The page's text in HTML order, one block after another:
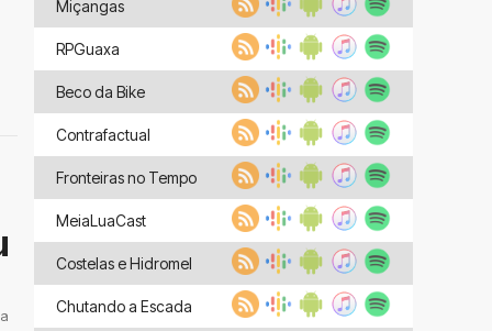
Miçangas
RPGuaxa
Beco da Bike
Contrafactual
Fronteiras no Tempo
MeiaLuaCast
Costelas e Hidromel
Chutando a Escada